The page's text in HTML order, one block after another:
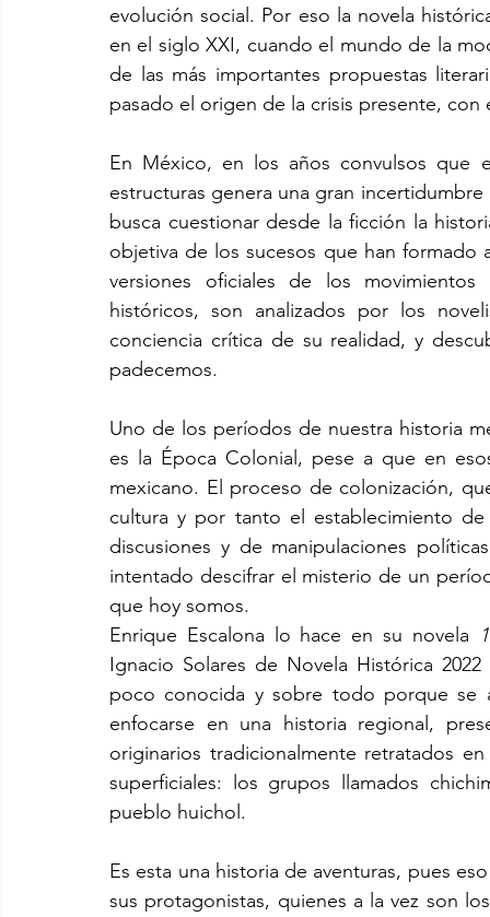
evolución social. Por eso la novela
en el siglo XXI, cuando el mundo de la
de las más importantes propuestas
pasado el origen de la crisis presente,
En México, en los años convulsos que
estructuras genera una gran
busca cuestionar desde la ficción la
objetiva de los sucesos que han formado
versiones oficiales de los
históricos, son analizados por los
conciencia crítica de su realidad, y
padecemos.
Uno de los períodos de nuestra historia
es la Época Colonial, pese a que en
mexicano. El proceso de colonización,
cultura y por tanto el establecimiento
discusiones y de manipulaciones
intentado descifrar el misterio de un
que hoy somos.
Enrique Escalona lo hace en su novela
Ignacio Solares de Novela Histórica
poco conocida y sobre todo porque se
enfocarse en una historia regional,
originarios tradicionalmente retratados
superficiales: los grupos llamados
pueblo huichol.
Es esta una historia de aventuras, pues
sus protagonistas, quienes a la vez son